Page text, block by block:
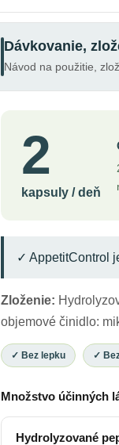
Dávkovanie,
Návod na použitie,
2
kapsuly / deň
✓ AppetitControl
Zloženie:
objemové činidlo:
✓ Bez lepku ✓
Množstvo účinných
Hydrolyzované